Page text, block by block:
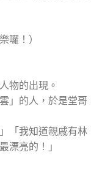
囉！）
物的出現。
」的人，於是堂哥
「我知道親戚有林
漂亮的！」